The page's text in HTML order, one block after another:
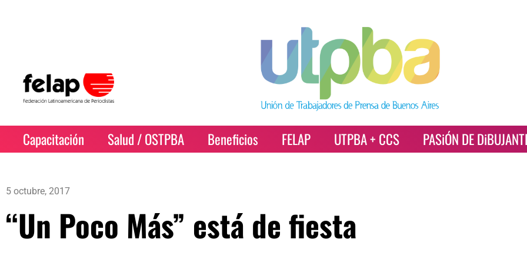
Capacitación Salud / OSTPBA Beneficios FELAP UTPBA + CCS PASiÓN DE
5 octubre, 2017
“Un Poco Más” está de fiesta